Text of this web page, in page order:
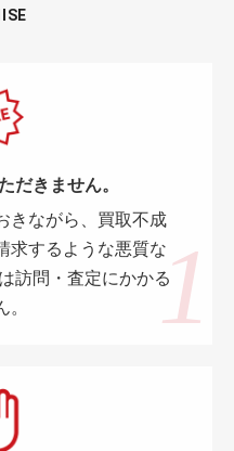
だきません。
きながら、買取不成
求するような悪質な
訪問・査定にかかる